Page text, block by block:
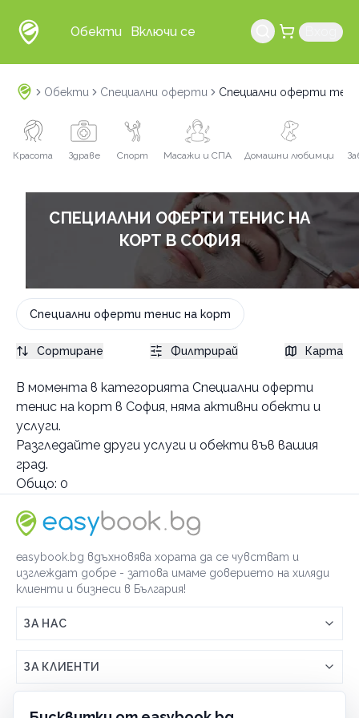
Обекти Включи се
Обекти Специални оферти Специални оферти
Красота Здраве Спорт Масажи и СПА Домашни любимци
СПЕЦИАЛНИ ОФЕРТИ ТЕНИС НА
КОРТ В СОФИЯ
Специални оферти тенис на корт
В момента в категорията Специални оферти
тенис на корт в София, няма активни обекти и
услуги.
Разгледайте други услуги и обекти във вашия
град.
Общо: 0
Сортиране Филтрирай Карта
Специални оферти тенис на корт
резервация
Категории
По домовете
easybook.bg вдъхновява хората да се чувстват и
изглеждат добре - затова имаме доверието на хиляди
клиенти и бизнеси в България!
ЗА НАС
Връзка с easybook.bg
Как работи easybook
ЗА КЛИЕНТИ
ЗА ТЪРГОВЦИ